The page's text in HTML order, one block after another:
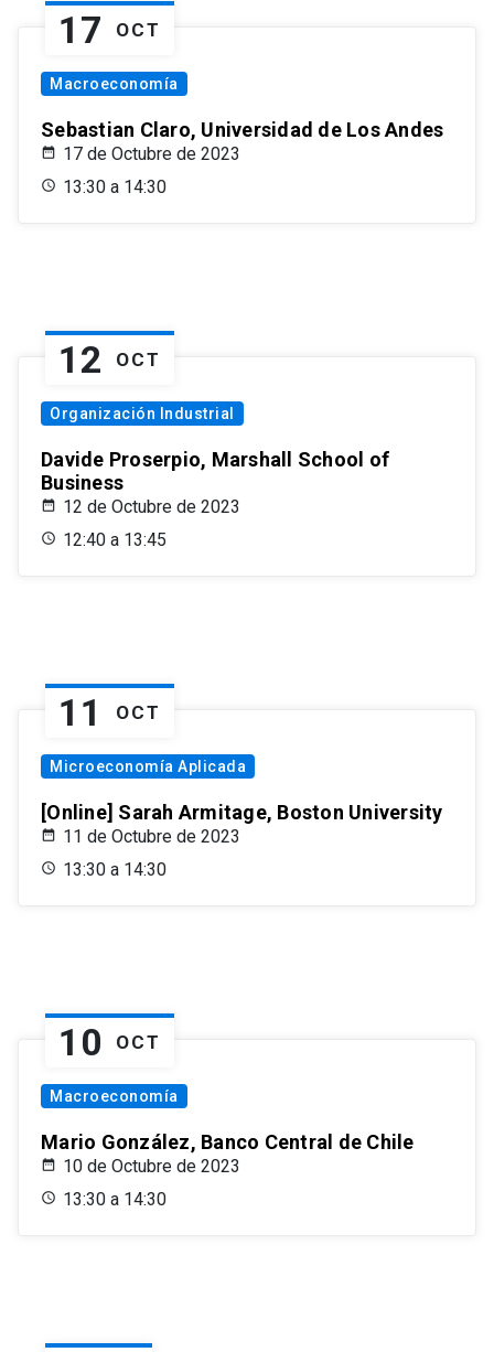
17 OCT
Macroeconomía
Sebastian Claro, Universidad de Los Andes
17 de Octubre de 2023
13:30 a 14:30
12 OCT
Organización Industrial
Davide Proserpio, Marshall School of
Business
12 de Octubre de 2023
12:40 a 13:45
11 OCT
Microeconomía Aplicada
[Online] Sarah Armitage, Boston University
11 de Octubre de 2023
13:30 a 14:30
10 OCT
Macroeconomía
Mario González, Banco Central de Chile
10 de Octubre de 2023
13:30 a 14:30